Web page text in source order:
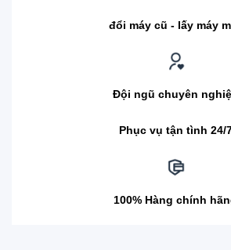
đổi máy cũ - lấy máy
Đội ngũ chuyên
Phục vụ tận tình 24/
100% Hàng chính